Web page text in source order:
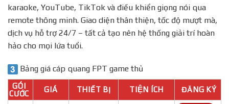
karaoke, YouTube, TikTok và điều khiển giọng nói qua
remote thông minh. Giao diện thân thiện, tốc độ mượt mà,
dịch vụ hỗ trợ 24/7 – tất cả tạo nên hệ thống giải trí hoàn
hảo cho mọi lứa tuổi.
Bảng giá cáp quang FPT game thủ
GÓI
CƯỚC
GIÁ THIẾT BỊ TIỆN ÍCH ĐĂNG KÝ